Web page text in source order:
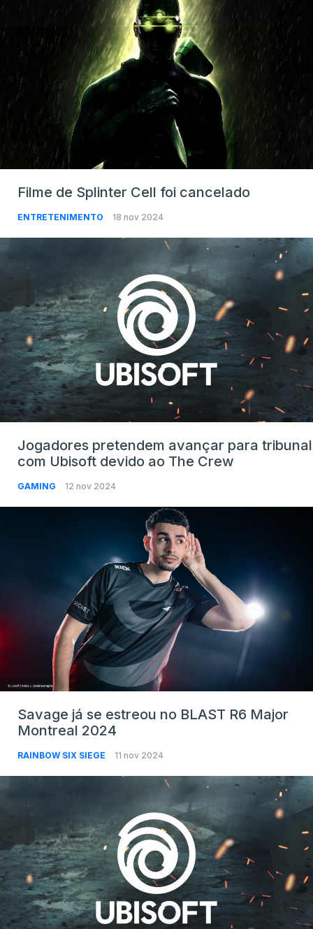
Filme de Splinter Cell foi cancelado
ENTRETENIMENTO 18 nov 2024
Jogadores pretendem avançar para tribunal
com Ubisoft devido ao The Crew
GAMING 12 nov 2024
Savage já se estreou no BLAST R6 Major
Montreal 2024
RAINBOW SIX SIEGE 11 nov 2024